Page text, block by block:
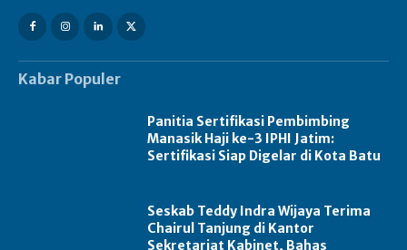
Kabar Populer
Panitia Sertifikasi Pembimbing
Manasik Haji ke-3 IPHI Jatim:
Sertifikasi Siap Digelar di Kota Batu
Seskab Teddy Indra Wijaya Terima
Chairul Tanjung di Kantor
Sekretariat Kabinet, Bahas